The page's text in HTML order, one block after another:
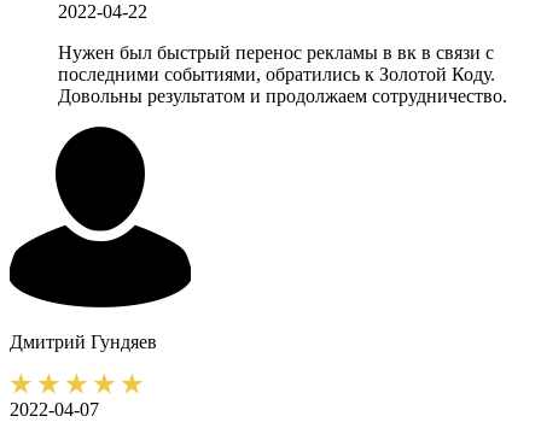
2022-04-22
Нужен был быстрый перенос рекламы в вк в связи с
последними событиями, обратились к Золотой Коду.
Довольны результатом и продолжаем сотрудничество.
Дмитрий Гундяев
2022-04-07